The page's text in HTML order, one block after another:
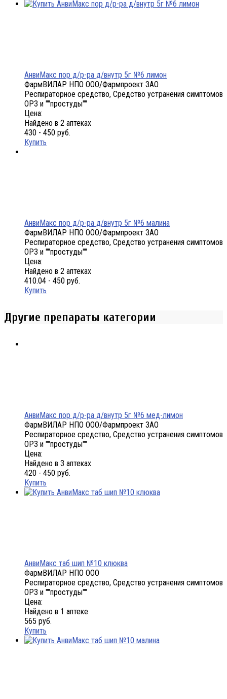
АнвиМакс пор д/р-ра д/внутр 5г №6 лимон
ФармВИЛАР НПО ООО/Фармпроект ЗАО
Респираторное средство, Средство устранения симптомов
ОРЗ и ""простуды""
Цена:
Найдено в 2 аптеках
430 - 450 руб.
Купить
АнвиМакс пор д/р-ра д/внутр 5г №6 малина
ФармВИЛАР НПО ООО/Фармпроект ЗАО
Респираторное средство, Средство устранения симптомов
ОРЗ и ""простуды""
Цена:
Найдено в 2 аптеках
410.04 - 450 руб.
Купить
Другие препараты категории
АнвиМакс пор д/р-ра д/внутр 5г №6 мед-лимон
ФармВИЛАР НПО ООО/Фармпроект ЗАО
Респираторное средство, Средство устранения симптомов
ОРЗ и ""простуды""
Цена:
Найдено в 3 аптеках
420 - 450 руб.
Купить
АнвиМакс таб шип №10 клюква
ФармВИЛАР НПО ООО
Респираторное средство, Средство устранения симптомов
ОРЗ и ""простуды""
Цена:
Найдено в 1 аптеке
565 руб.
Купить